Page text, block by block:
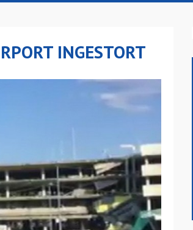
INGESTORT